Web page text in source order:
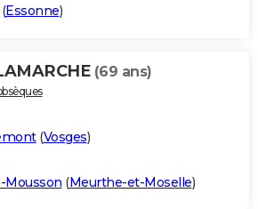
Essonne)
(69 ans)
(Vosges)
Mousson (Meurthe-et-Moselle)